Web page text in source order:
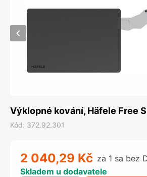
Výklopné kování, Häfele Free
Kód: 372.92.301
2 040,29 Kč za 1 sa bez
Skladem u dodavatele